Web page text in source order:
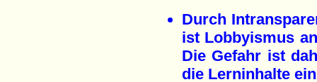
Durch
ist Lobbyismus
Die Gefahr ist
die Lerninhalte